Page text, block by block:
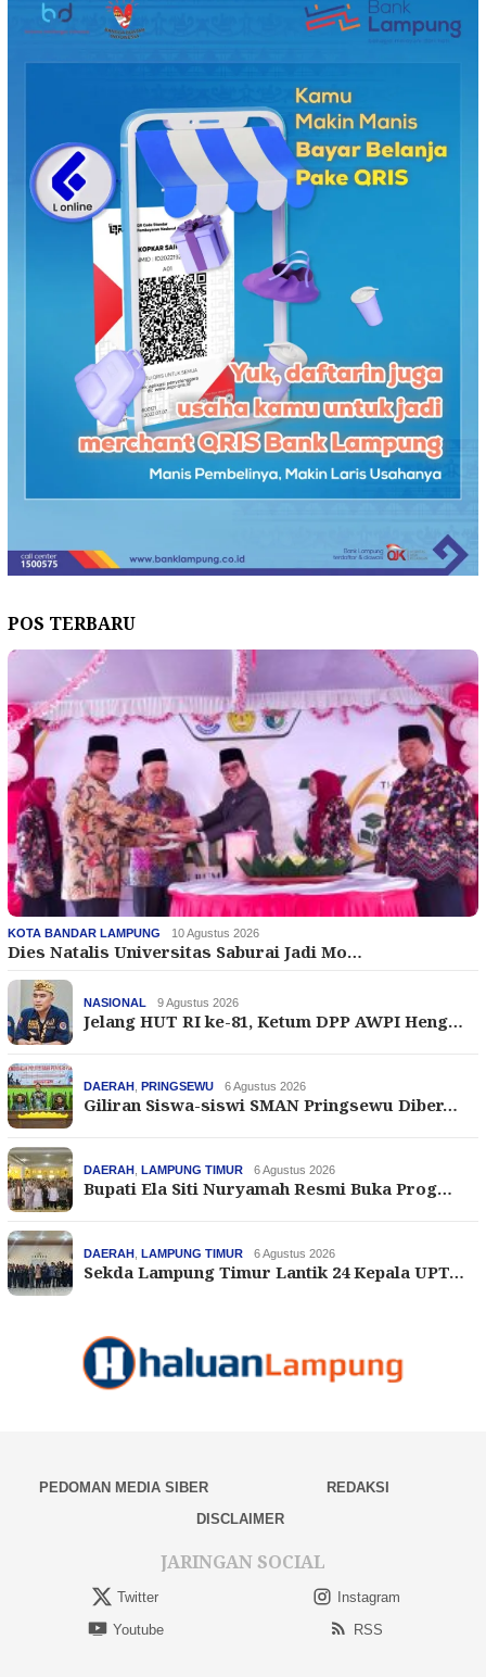
POS TERBARU
KOTA BANDAR LAMPUNG 10 Agustus 2026
Dies Natalis Universitas Saburai Jadi Mo…
NASIONAL 9 Agustus 2026
Jelang HUT RI ke-81, Ketum DPP AWPI Heng…
DAERAH PRINGSEWU 6 Agustus 2026
Giliran Siswa-siswi SMAN Pringsewu Diber…
DAERAH LAMPUNG TIMUR 6 Agustus 2026
Bupati Ela Siti Nuryamah Resmi Buka Prog…
DAERAH LAMPUNG TIMUR 6 Agustus 2026
Sekda Lampung Timur Lantik 24 Kepala UPT…
PEDOMAN MEDIA SIBER
REDAKSI
DISCLAIMER
JARINGAN SOCIAL
Twitter
Instagram
Youtube
RSS